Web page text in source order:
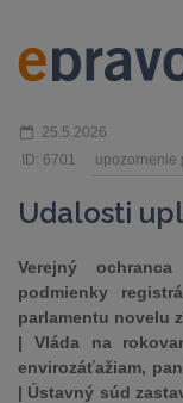
25.5.2026
ID: 6701
upozornenie
Udalosti
Verejný
podmienky
parlamentu novelu
| Vláda na
envirozáťažiam,
| Ústavný súd